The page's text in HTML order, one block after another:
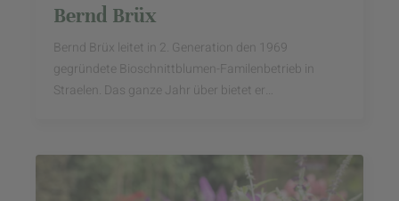
Bernd Brüx
Bernd Brüx leitet in 2. Generation den 1969
gegründete Bioschnittblumen-Familenbetrieb in
Straelen. Das ganze Jahr über bietet er